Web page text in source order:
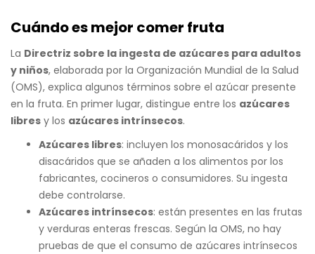
Cuándo es mejor comer fruta
La Directriz sobre la ingesta de azúcares para adultos
y niños, elaborada por la Organización Mundial de la Salud
(OMS), explica algunos términos sobre el azúcar presente
en la fruta. En primer lugar, distingue entre los azúcares
libres y los azúcares intrínsecos.
Azúcares libres: incluyen los monosacáridos y los
disacáridos que se añaden a los alimentos por los
fabricantes, cocineros o consumidores. Su ingesta
debe controlarse.
Azúcares intrínsecos: están presentes en las frutas
y verduras enteras frescas. Según la OMS, no hay
pruebas de que el consumo de azúcares intrínsecos